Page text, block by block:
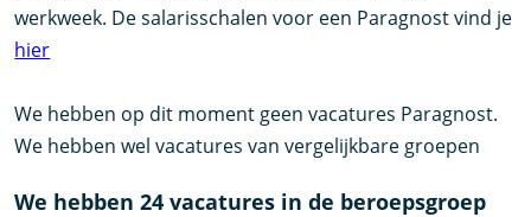
werkweek. De salarisschalen voor een Paragnost vind je
hier
We hebben op dit moment geen vacatures Paragnost.
We hebben wel vacatures van vergelijkbare groepen
We hebben 24 vacatures in de beroepsgroep